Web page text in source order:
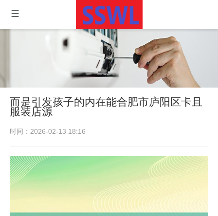
而是引发孩子的内在能合肥市庐阳区卡且
服装店源
时间：2026-02-13 18:16